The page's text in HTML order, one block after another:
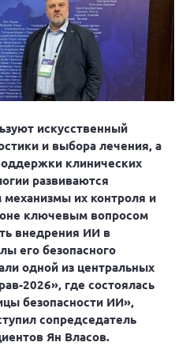
Кичигина Н. Ф.
Матвиевская О.В.
Н.В.
Ф.В.
отношений
Д.Е.
М.В.
А.В.
И.В.
Л.В.
Г.М.
2026
2025
искусственный
и выбора лечения, а
клинических
развиваются
их контроля и
ключевым вопросом
внедрения ИИ в
его безопасного
одной из центральных
2026», где состоялась
безопасности ИИ»,
сопредседатель
Ян Власов.